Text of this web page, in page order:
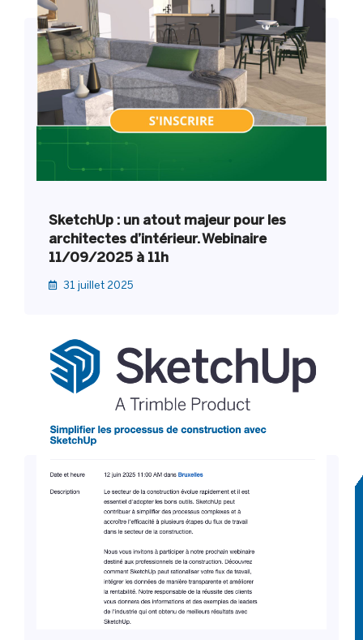
SketchUp : un atout majeur pour les
architectes d’intérieur. Webinaire
11/09/2025 à 11h
31 juillet 2025